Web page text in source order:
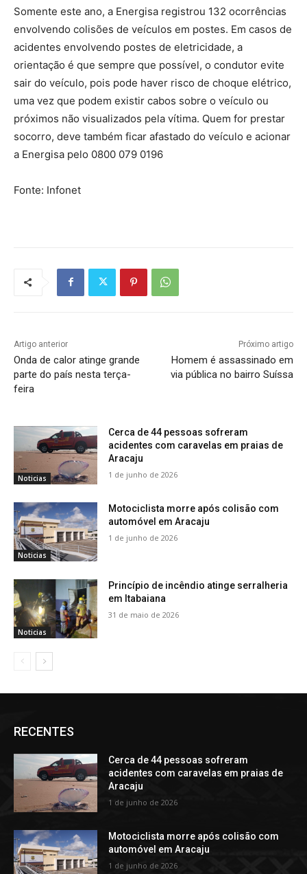
Somente este ano, a Energisa registrou 132 ocorrências
envolvendo colisões de veículos em postes. Em casos de
acidentes envolvendo postes de eletricidade, a
orientação é que sempre que possível, o condutor evite
sair do veículo, pois pode haver risco de choque elétrico,
uma vez que podem existir cabos sobre o veículo ou
próximos não visualizados pela vítima. Quem for prestar
socorro, deve também ficar afastado do veículo e acionar
a Energisa pelo 0800 079 0196
Fonte: Infonet
Artigo anterior
Onda de calor atinge grande
parte do país nesta terça-
feira
Próximo artigo
Homem é assassinado em
via pública no bairro Suíssa
Noticias
Cerca de 44 pessoas sofreram
acidentes com caravelas em praias de
Aracaju
1 de junho de 2026
Noticias
Motociclista morre após colisão com
automóvel em Aracaju
1 de junho de 2026
Noticias
Princípio de incêndio atinge serralheria
em Itabaiana
31 de maio de 2026
RECENTES
Cerca de 44 pessoas sofreram
acidentes com caravelas em praias de
Aracaju
1 de junho de 2026
Motociclista morre após colisão com
automóvel em Aracaju
1 de junho de 2026